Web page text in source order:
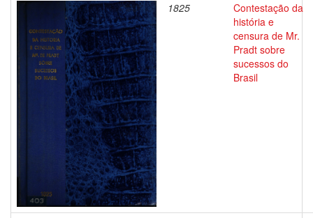
1825
Contestação da
história e
censura de Mr.
Pradt sobre
sucessos do
Brasil